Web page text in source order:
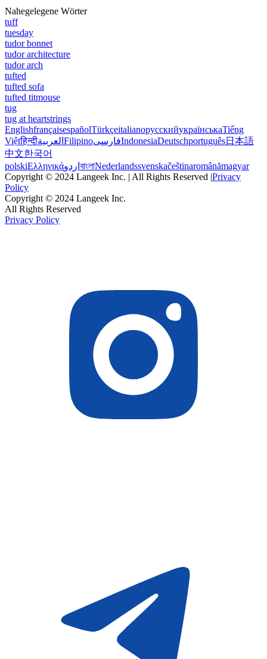
Nahegelegene Wörter
tuff
tuesday
tudor bonnet
tudor architecture
tudor arch
tufted
tufted sofa
tufted titmouse
tug
tug at heartstrings
EnglishfrançaisespañolTürkçeitalianoрусскийукраїнськаTiếng
Việtहिन्दीالعربية FilipinoفارسیIndonesiaDeutschportuguês日本語
中文한국어
polskiΕλληνικάاردو বাংলাNederlandssvenskačeštinaromânămagyar
Copyright © 2024 Langeek Inc. | All Rights Reserved |Privacy
Policy
Copyright © 2024 Langeek Inc.
All Rights Reserved
Privacy Policy